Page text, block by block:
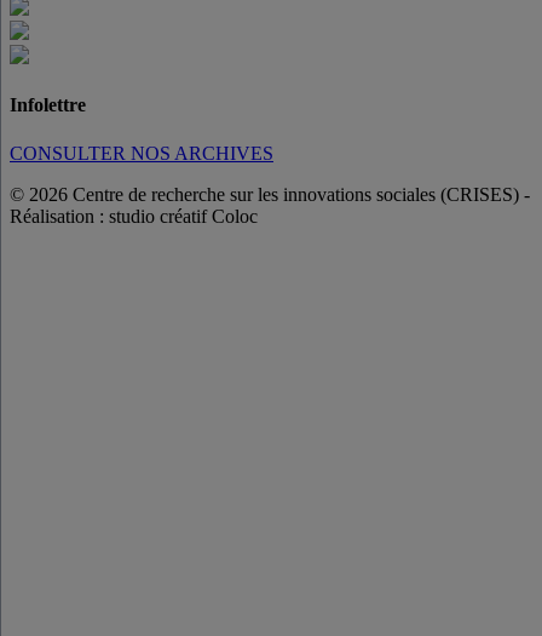
Infolettre
CONSULTER NOS ARCHIVES
© 2026 Centre de recherche sur les innovations sociales (CRISES) -
Réalisation : studio créatif Coloc